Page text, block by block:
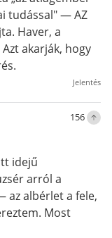
tudással" — AZ
Haver, a
akarják, hogy
Jelentés
156
idejű
arról a
az albérlet a fele,
Most